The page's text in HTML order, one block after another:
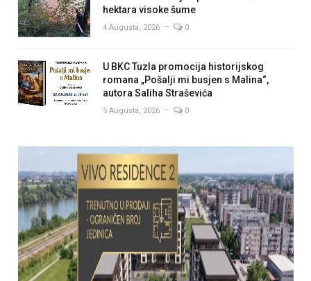
hektara visoke šume
4 Augusta, 2026 0
U BKC Tuzla promocija historijskog
romana „Pošalji mi busjen s Malina“,
autora Saliha Straševića
5 Augusta, 2026 0